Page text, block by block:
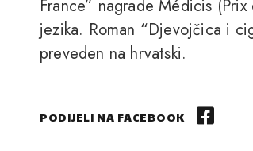
France” nagrade Médicis
jezika. Roman “Djevojčica i
preveden na hrvatski.
PODIJELI NA FACEBOOK